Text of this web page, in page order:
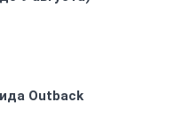
Outback